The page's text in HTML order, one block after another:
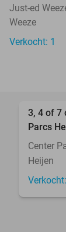
Just-ed
Weeze
Verkocht: 1
3, 4 of 7
Parcs
Center
Heijen